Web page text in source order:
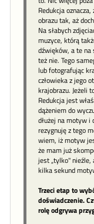
Redukcja
obrazu tak, aż
Na słabych
muzyce, którą
dźwięków, a te
też nie. Tego
lub fotografując
człowieka z jego
krajobrazu. Jeżeli
Redukcja jest
dążeniem do
dłużej na motyw i
rezygnuję z tego
wiem, iż motyw
że mam już
jest „tylko" nieźle,
kilka sekund
Trzeci etap to
doświadczenie.
rolę odgrywa